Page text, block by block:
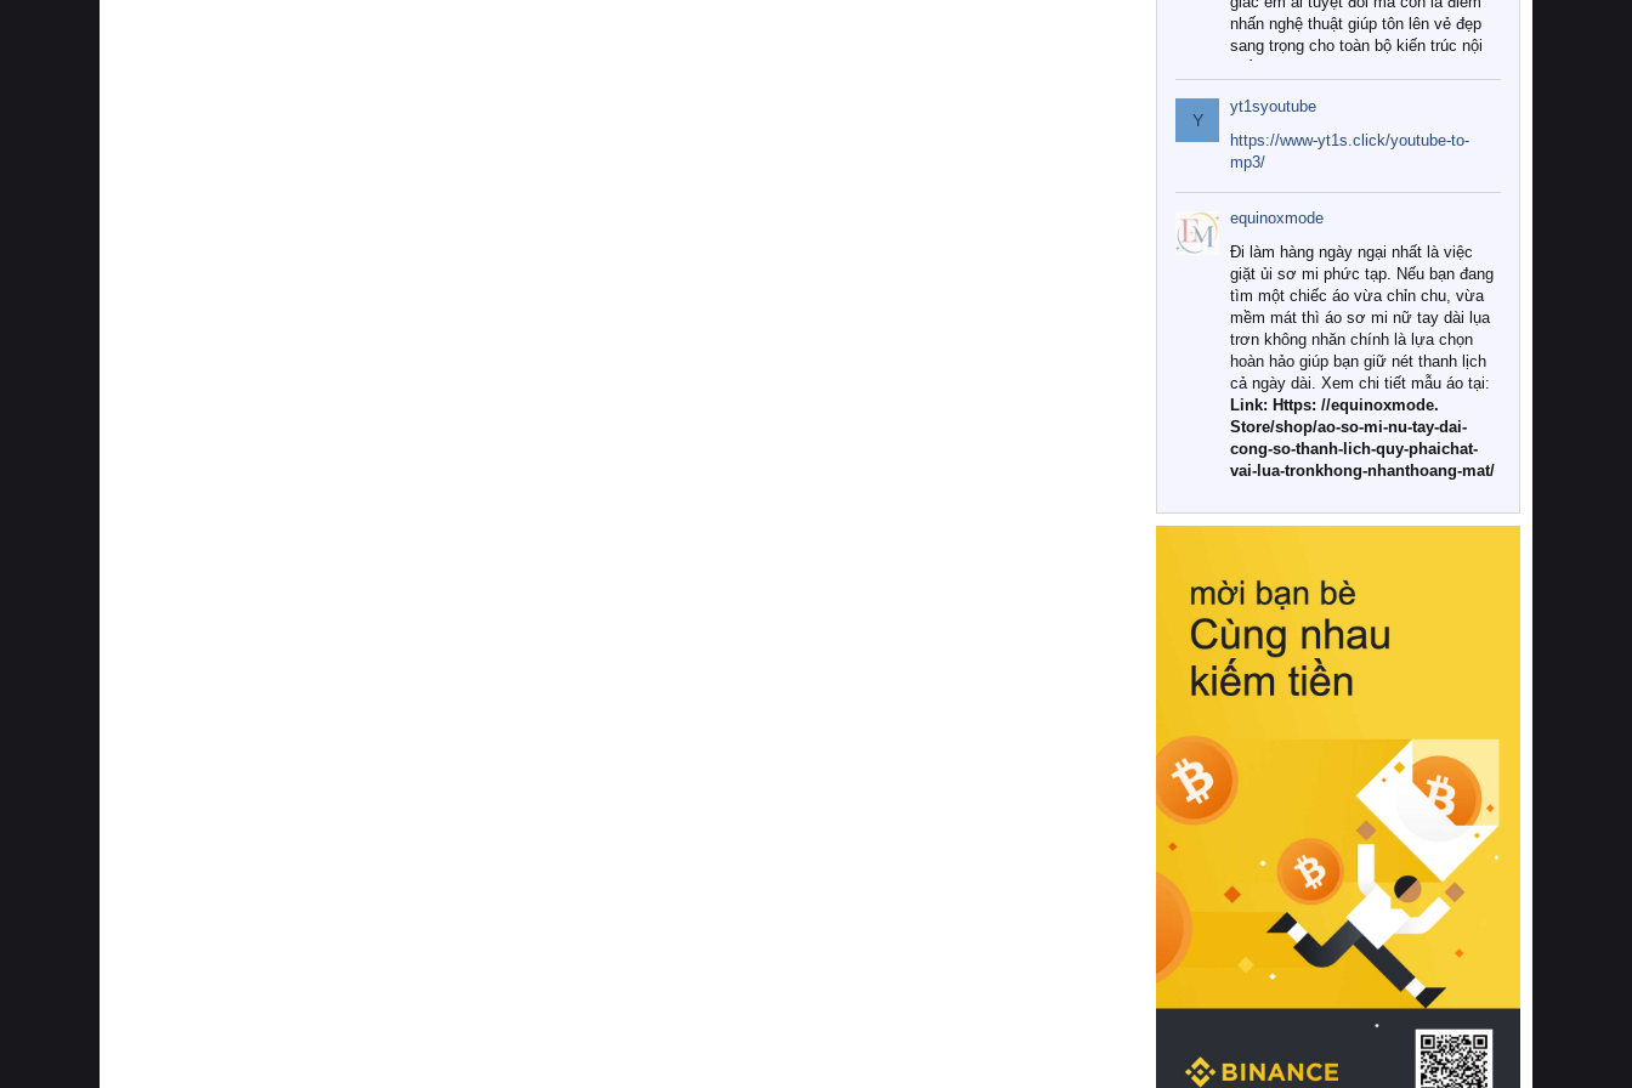
nhấn nghệ thuật giúp tôn lên vẻ đẹp
sang trọng cho toàn bộ kiến trúc nội
Tuy nhiên, giữa thị trường đa dạng
với vô vàn thương hiệu và mẫu mã
như hiện nay, làm thế nào để chọn
được những bộ chăn ga gối đệm cao
cấp thực sự chất lượng, phù hợp với
khí hậu và nhu cầu sử dụng của gia
đình? Hãy cùng chúng tôi đi tìm lời
giải đáp chi tiết qua bài viết dưới đây.
1. Tại sao các gia đình hiện đại lại ưa
chuộng chăn ga gối đệm cao cấp?
Khác với các dòng sản phẩm thông
thường, những bộ chăn ga gối đệm
cao cấp trải qua quy trình sản xuất
nghiêm ngặt từ khâu chọn lọc nguyên
liệu tự nhiên đến công nghệ dệt
nhuộm hiện đại không chứa hóa chất
này, bạn sẽ cảm nhận rõ rệt sự khác
hồi chuẩn xác của phần đệm nâng đỡ
cột sống.
Bên cạnh đó, việc lựa chọn các dòng
sản phẩm đạt chuẩn chất lượng quốc
tế còn giúp ngăn ngừa tình trạng kích
khuẩn và nấm mốc trong điều kiện
thời tiết nóng ẩm. Bạn có thể tìm hiểu
thêm các nghiên cứu khoa học về tác
động của giấc ngủ và môi trường
phòng ngủ đối với sức khỏe con
người tại Sleep Foundation (External
Link) để có cái nhìn toàn diện hơn.
2. Các tiêu chí vàng khi lựa chọn
chăn ga gối đệm cao cấp cho phòng
ngủ
Để sở hữu một bộ chăn ga gối đệm
cao cấp hoàn hảo cả về thẩm mỹ lẫn
công năng, người tiêu dùng cần cân
nhắc kỹ lưỡng các tiêu chí quan trọng
Y
yt1syoutube
https://www-yt1s.click/youtube-to-
mp3/
equinoxmode
Đi làm hàng ngày ngại nhất là việc
giặt ủi sơ mi phức tạp. Nếu bạn đang
tìm một chiếc áo vừa chỉn chu, vừa
mềm mát thì áo sơ mi nữ tay dài lụa
trơn không nhăn chính là lựa chọn
hoàn hảo giúp bạn giữ nét thanh lịch
cả ngày dài. Xem chi tiết mẫu áo tại:
Link: Https: //equinoxmode.
Store/shop/ao-so-mi-nu-tay-dai-
cong-so-thanh-lich-quy-phaichat-
vai-lua-tronkhong-nhanthoang-mat/